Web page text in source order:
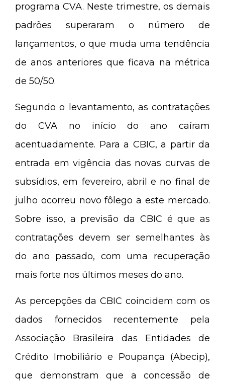
programa CVA. Neste trimestre, os demais
padrões superaram o número de
lançamentos, o que muda uma tendência
de anos anteriores que ficava na métrica
de 50/50.
Segundo o levantamento, as contratações
do CVA no início do ano caíram
acentuadamente. Para a CBIC, a partir da
entrada em vigência das novas curvas de
subsídios, em fevereiro, abril e no final de
julho ocorreu novo fôlego a este mercado.
Sobre isso, a previsão da CBIC é que as
contratações devem ser semelhantes às
do ano passado, com uma recuperação
mais forte nos últimos meses do ano.
As percepções da CBIC coincidem com os
dados fornecidos recentemente pela
Associação Brasileira das Entidades de
Crédito Imobiliário e Poupança (Abecip),
que demonstram que a concessão de